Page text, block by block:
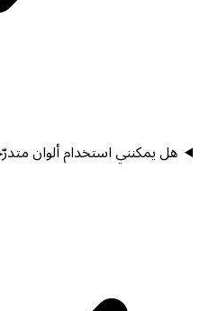
هل يمكنني استخدام ألوان